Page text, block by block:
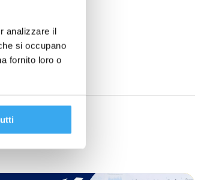
analizzare il
si occupano
fornito loro o